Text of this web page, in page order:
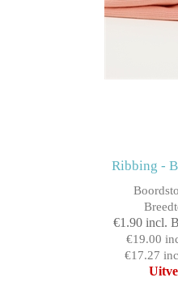
Ribbing -
€1.90 incl.
€19.00
€17.27